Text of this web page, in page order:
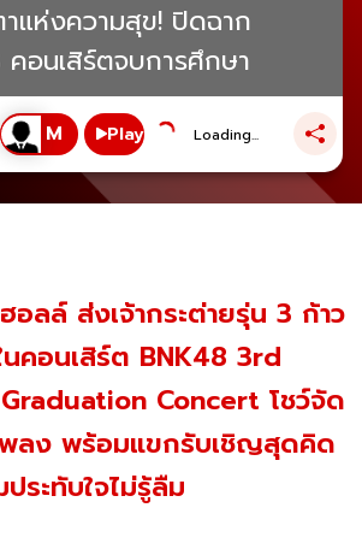
แห่งความสุข! ปิดฉาก
อนเสิร์ตจบการศึกษา
Play Loading...
ลล์ ส่งเจ้ากระต่ายรุ่น 3 ก้าว
นคอนเสิร์ต BNK48 3rd
Concert โชว์จัด
พลง พร้อมแขกรับเชิญสุดคิด
ระทับใจไม่รู้ลืม